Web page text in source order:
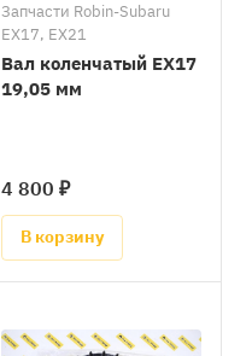
Запчасти Robin-Subaru
EX17, EX21
Вал коленчатый EX17
19,05 мм
4 800 ₽
В корзину